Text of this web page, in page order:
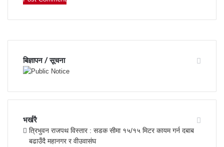
बिज्ञापन / सूचना
भर्खरै
त्रिभुवन राजपथ विस्तार : सडक सीमा १५/१५ मिटर कायम गर्न दबाब
बढाउँदै महानगर र वीउवासंघ